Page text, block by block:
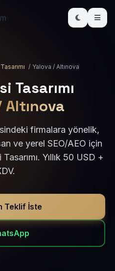
/ Yalova / Altınova
Tasarımı
Altınova
firmalara yönelik,
ve yerel SEO/AEO için
Yıllık 50 USD +
Teklif İste